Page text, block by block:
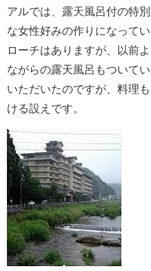
アルでは、露天風呂付の特
な女性好みの作りになって
ローチはありますが、以前
ながらの露天風呂もついて
いただいたのですが、料理
ける設えです。